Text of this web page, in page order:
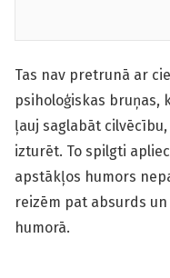
Tas nav pretrunā ar
psiholoģiskas bruņas,
ļauj saglabāt
izturēt. To spilgti
apstākļos humors
reizēm pat absurds
humorā.